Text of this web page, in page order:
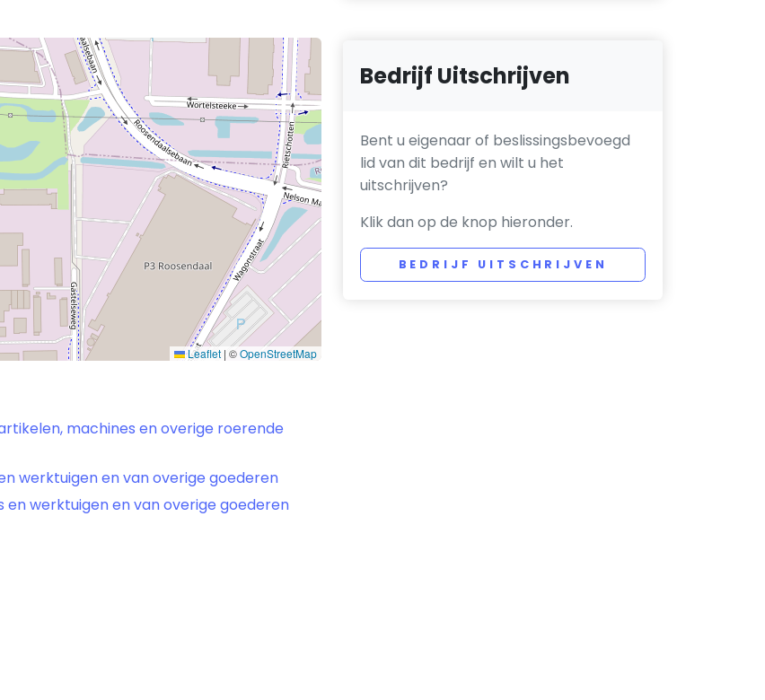
Leaflet | ©OpenStreetMap
machines en overige roerende
werktuigen en van overige goederen
werktuigen en van overige goederen
Bedrijf Uitschrijven
Bent u eigenaar of beslissingsbevoegd
lid van dit bedrijf en wilt u het
uitschrijven?
Klik dan op de knop hieronder.
BEDRIJF UITSCHRIJVEN